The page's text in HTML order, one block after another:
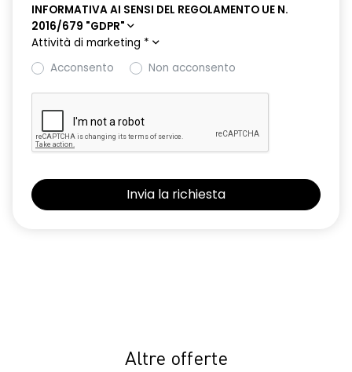
INFORMATIVA AI SENSI DEL REGOLAMENTO UE N.
2016/679 "GDPR"
Attività di marketing *
Acconsento
Non acconsento
Altre offerte